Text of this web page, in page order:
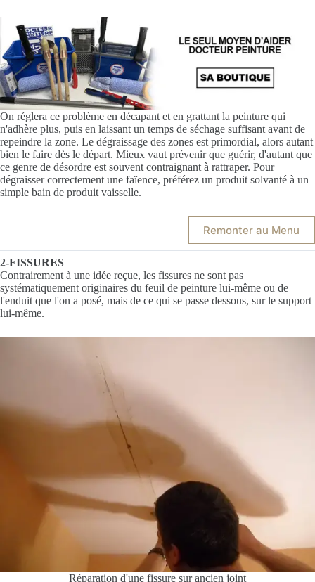
On réglera ce problème en décapant et en grattant la peinture qui
n'adhère plus, puis en laissant un temps de séchage suffisant avant de
repeindre la zone. Le dégraissage des zones est primordial, alors autant
bien le faire dès le départ. Mieux vaut prévenir que guérir, d'autant que
ce genre de désordre est souvent contraignant à rattraper. Pour
dégraisser correctement une faïence, préférez un produit solvanté à un
simple bain de produit vaisselle.
Remonter au Menu
2-FISSURES
Contrairement à une idée reçue, les fissures ne sont pas
systématiquement originaires du feuil de peinture lui-même ou de
l'enduit que l'on a posé, mais de ce qui se passe dessous, sur le support
lui-même.
Réparation d'une fissure sur ancien joint